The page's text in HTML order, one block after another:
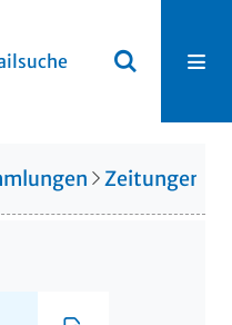
Zeitungen